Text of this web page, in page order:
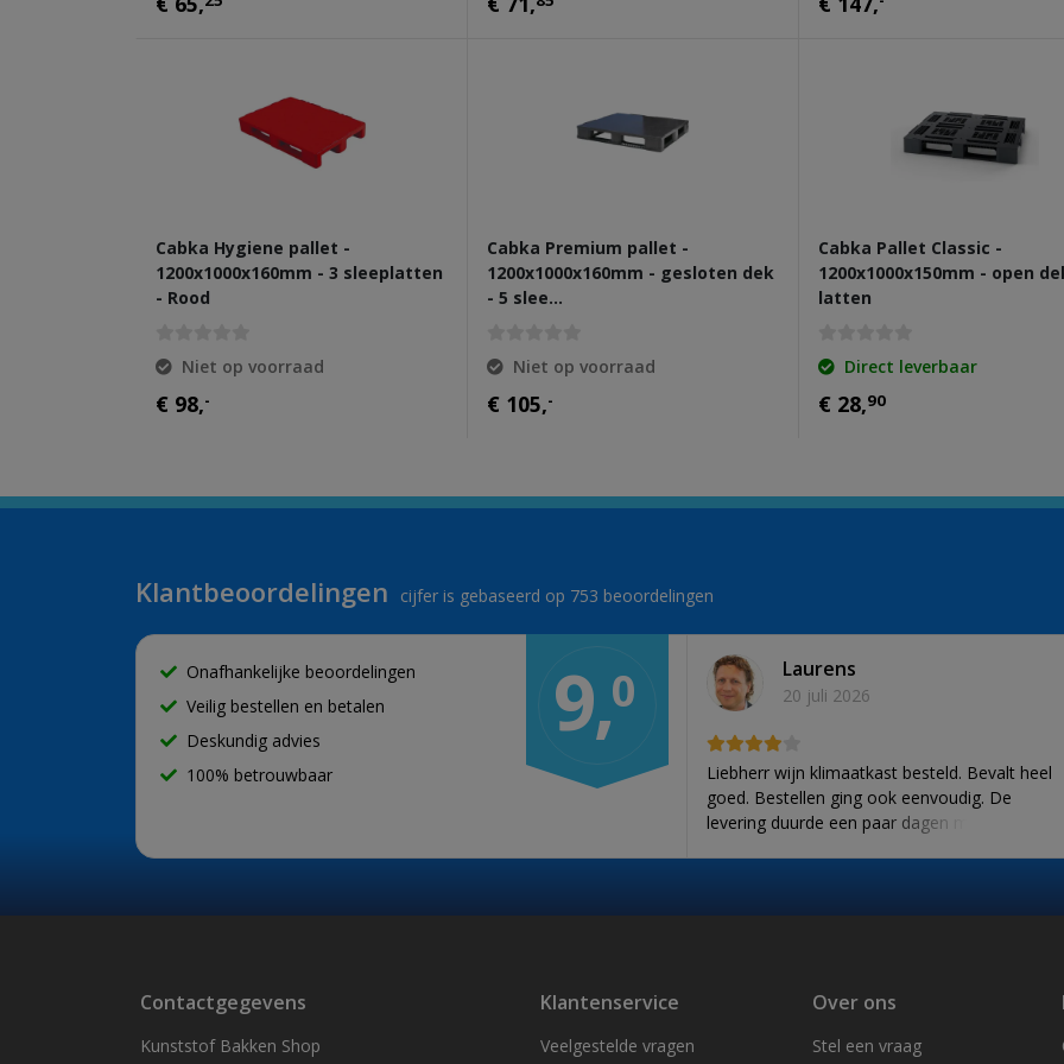
Cabka Hygiene pallet -
1200x1000x160mm - 3 sleeplatten
- Rood
Niet op voorraad
€ 98,-
Cabka Premium pallet -
1200x1000x160mm - gesloten dek
- 5 slee…
Niet op voorraad
€ 105,-
Cabka Pallet Classic -
1200x1000x150mm - open
latten
Direct leverbaar
€ 28,90
Klantbeoordelingen cijfer is gebaseerd op 753 beoordelingen
Onafhankelijke beoordelingen
Veilig bestellen en betalen
Deskundig advies
100% betrouwbaar
9,0 Laurens
20 juli 2026
Liebherr wijn klimaatkast besteld. Bevalt heel
goed. Bestellen ging ook eenvoudig. De
levering duurde een paar dagen maar
Contactgegevens
Kunststof Bakken Shop
Klantenservice
Veelgestelde vragen
Over ons
Stel een vraag